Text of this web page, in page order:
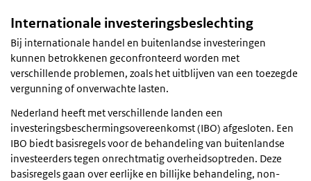
Internationale investeringsbeslechting
Bij internationale handel en buitenlandse investeringen
kunnen betrokkenen geconfronteerd worden met
verschillende problemen, zoals het uitblijven van een toezegde
vergunning of onverwachte lasten.
Nederland heeft met verschillende landen een
investeringsbeschermingsovereenkomst (IBO) afgesloten. Een
IBO biedt basisregels voor de behandeling van buitenlandse
investeerders tegen onrechtmatig overheidsoptreden. Deze
basisregels gaan over eerlijke en billijke behandeling, non-